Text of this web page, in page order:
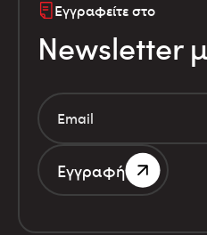
Εγγραφείτε στο
Newsletter
Εγγραφή